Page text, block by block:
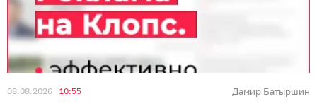
08.08.2026 10:55 Дамир Батыршин